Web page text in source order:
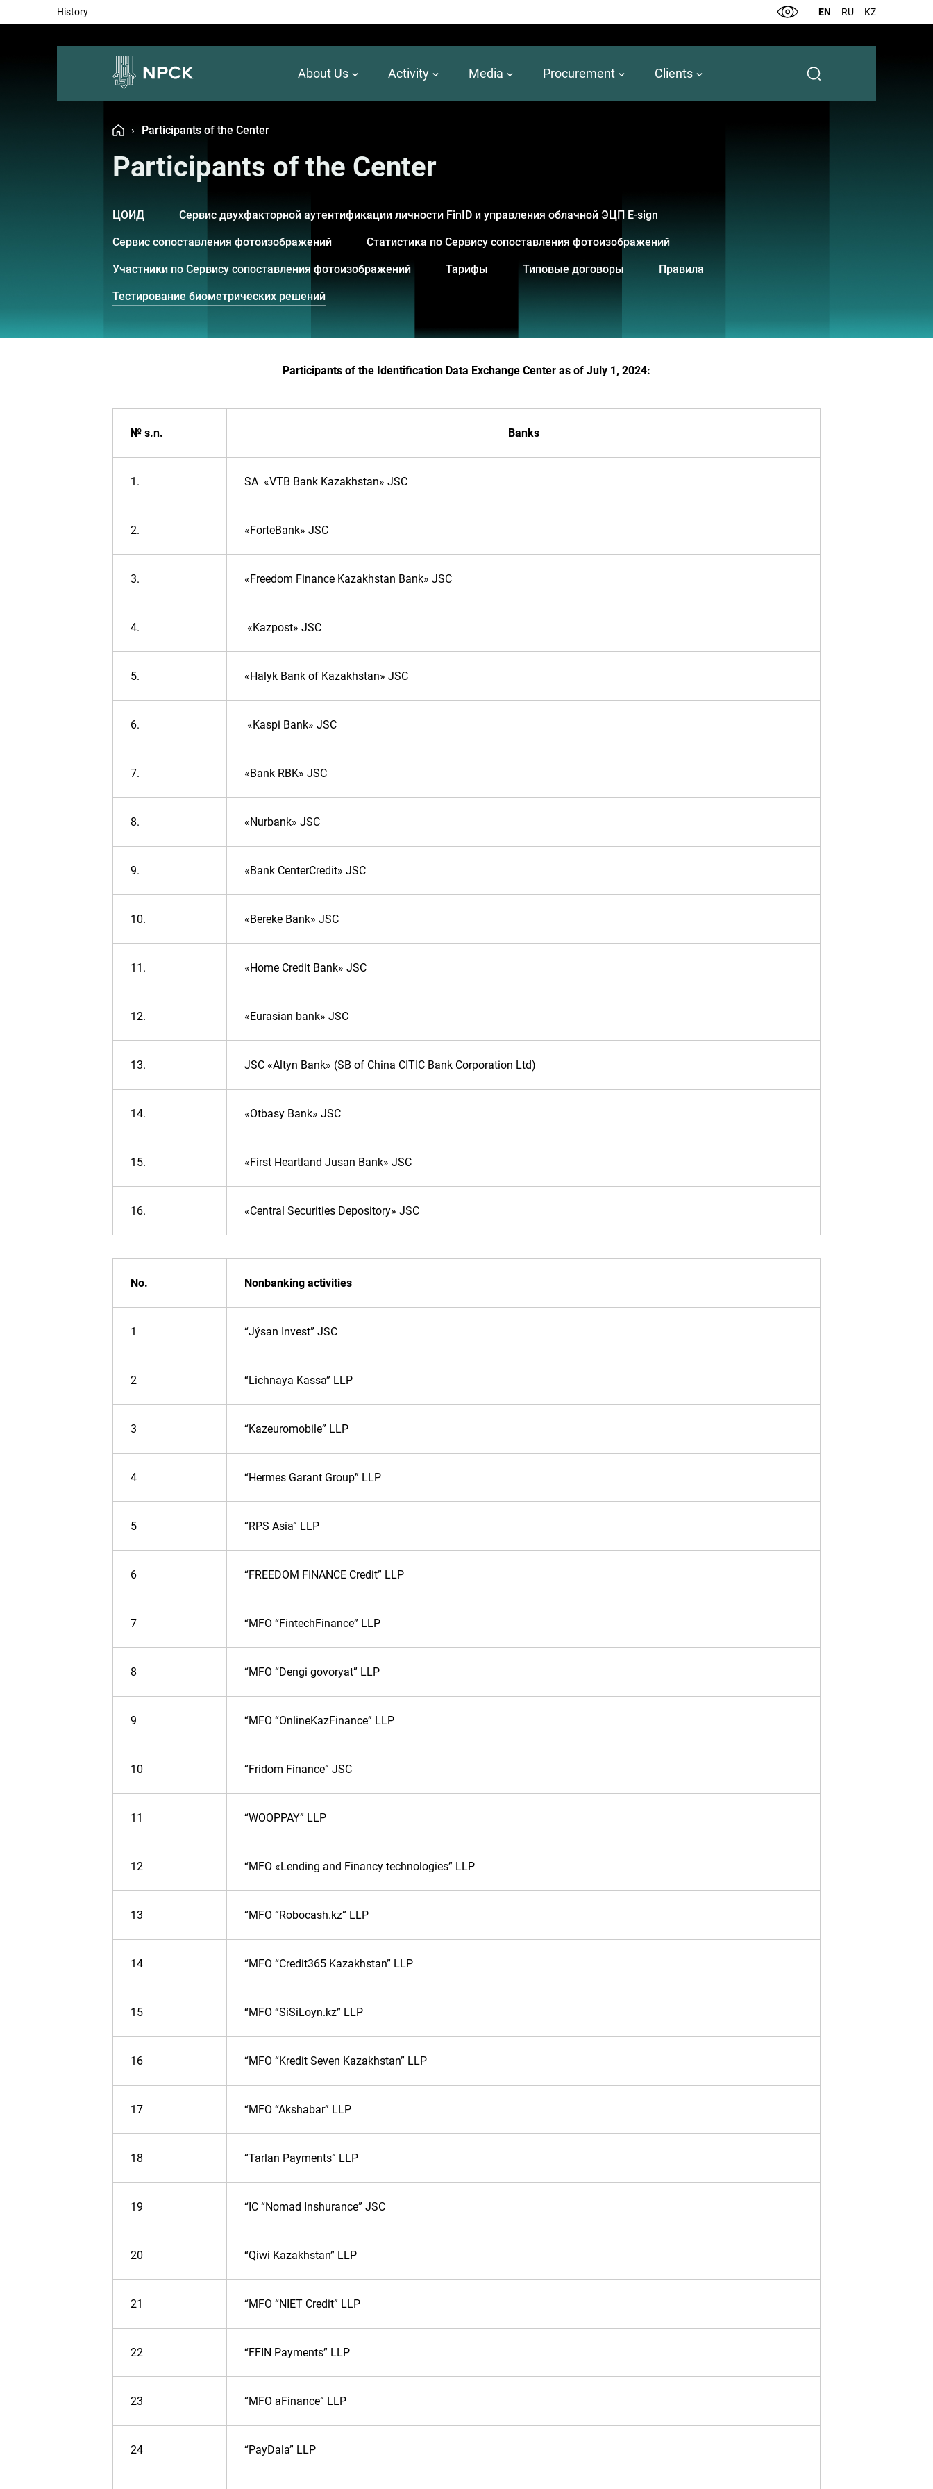
History EN RU KZ
About Us Activity Media Procurement Clients
› Participants of the Center
Participants of the Center
ЦОИД Сервис двухфакторной аутентификации личности FinID и управления облачной ЭЦП E-sign
Сервис сопоставления фотоизображений Статистика по Сервису сопоставления фотоизображений
Участники по Сервису сопоставления фотоизображений Тарифы Типовые договоры Правила
Тестирование биометрических решений
Participants of the Identification Data Exchange Center as of July 1, 2024:
№ s.n. Banks
1. SA «VTB Bank Kazakhstan» JSC
2. «ForteBank» JSC
3. «Freedom Finance Kazakhstan Bank» JSC
4. «Kazpost» JSC
5. «Halyk Bank of Kazakhstan» JSC
6. «Kaspi Bank» JSC
7. «Bank RBK» JSC
8. «Nurbank» JSC
9. «Bank CenterCredit» JSC
10. «Bereke Bank» JSC
11. «Home Credit Bank» JSC
12. «Eurasian bank» JSC
13. JSC «Altyn Bank» (SB of China CITIC Bank Corporation Ltd)
14. «Otbasy Bank» JSC
15. «First Heartland Jusan Bank» JSC
16. «Central Securities Depository» JSC
No. Nonbanking activities
1 “Jýsan Invest” JSC
2 “Lichnaya Kassa” LLP
3 “Kazeuromobile” LLP
4 “Hermes Garant Group” LLP
5 “RPS Asia” LLP
6 “FREEDOM FINANCE Credit” LLP
7 “MFO “FintechFinance” LLP
8 “MFO “Dengi govoryat” LLP
9 “MFO “OnlineKazFinance” LLP
10 “Fridom Finance” JSC
11 “WOOPPAY” LLP
12 “MFO «Lending and Financy technologies” LLP
13 “MFO “Robocash.kz” LLP
14 “MFO “Credit365 Kazakhstan” LLP
15 “MFO “SiSiLoyn.kz” LLP
16 “MFO “Kredit Seven Kazakhstan” LLP
17 “MFO “Akshabar” LLP
18 “Tarlan Payments” LLP
19 “IC “Nomad Inshurance” JSC
20 “Qiwi Kazakhstan” LLP
21 “MFO “NIET Credit” LLP
22 “FFIN Payments” LLP
23 “MFO aFinance” LLP
24 “PayDala” LLP